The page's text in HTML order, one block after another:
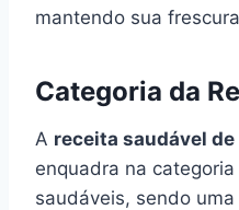
mantendo sua
Categoria da
A receita saudável
enquadra na
saudáveis, sendo